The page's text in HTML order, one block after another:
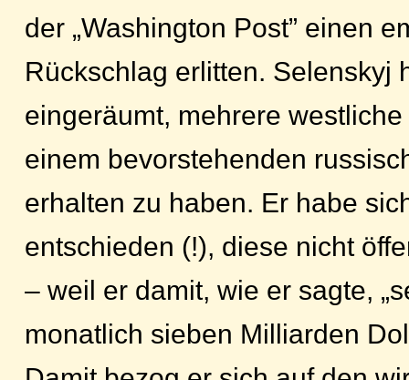
der „Washington Post” einen
Rückschlag erlitten. Selenskyj
eingeräumt, mehrere
einem bevorstehenden
erhalten zu haben. Er habe
entschieden (!), diese nicht
– weil er damit, wie er sagte,
monatlich sieben Milliarden